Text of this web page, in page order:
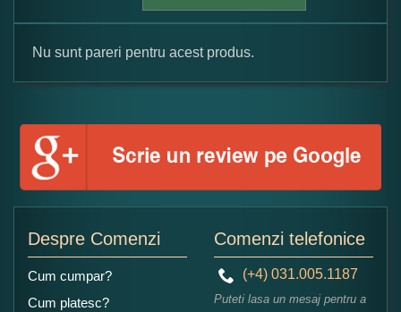
Formular pareri client
Numele dumneavoastra:
Nu sunt pareri pentru acest produs.
Despre Comenzi
Cum cumpar?
Cum platesc?
Comenzi telefonice
(+4) 031.005.1187
Puteti lasa un mesaj pentru a